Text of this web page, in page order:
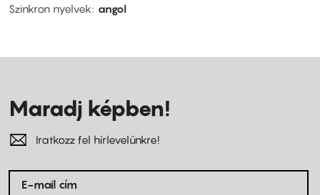
Szinkron nyelvek
angol
Maradj képben!
Iratkozz fel hírlevelünkre!